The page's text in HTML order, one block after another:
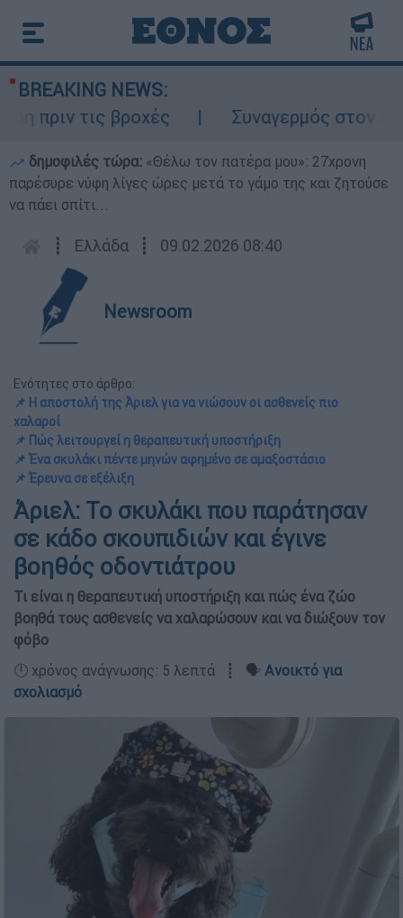
BREAKING NEWS:
τις βροχές
Συναγερμός στον
δημοφιλές τώρα: «Θέλω τον πατέρα μου»: 27χρονη
παρέσυρε νύφη λίγες ώρες μετά το γάμο της και ζητούσε
να πάει σπίτι...
┋ Ελλάδα ┋ 09.02.2026 08:40
Newsroom
Ενότητες στο άρθρο:
📌 Η αποστολή της Άριελ για να νιώσουν οι ασθενείς πιο
χαλαροί
📌 Πώς λειτουργεί η θεραπευτική υποστήριξη
📌 Ένα σκυλάκι πέντε μηνών αφημένο σε αμαξοστάσιο
📌 Έρευνα σε εξέλιξη
Άριελ: Το σκυλάκι που παράτησαν
σε κάδο σκουπιδιών και έγινε
βοηθός οδοντιάτρου
Τι είναι η θεραπευτική υποστήριξη και πώς ένα ζώο
βοηθά τους ασθενείς να χαλαρώσουν και να διώξουν τον
φόβο
🕛 χρόνος ανάγνωσης: 5 λεπτά ┋ 🗣️ Ανοικτό για
σχολιασμό